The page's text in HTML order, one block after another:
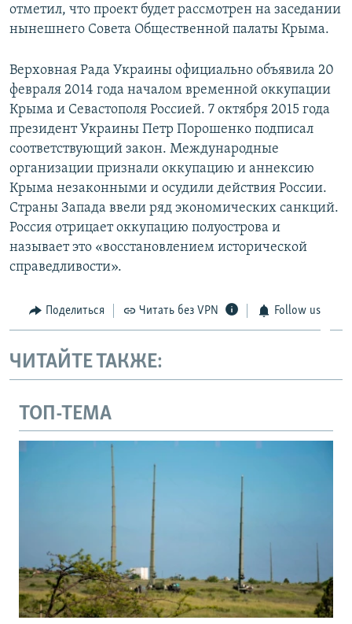
отметил, что проект будет рассмотрен на заседании
нынешнего Совета Общественной палаты Крыма.
Верховная Рада Украины официально объявила 20
февраля 2014 года началом временной оккупации
Крыма и Севастополя Россией. 7 октября 2015 года
президент Украины Петр Порошенко подписал
соответствующий закон. Международные
организации признали оккупацию и аннексию
Крыма незаконными и осудили действия России.
Страны Запада ввели ряд экономических санкций.
Россия отрицает оккупацию полуострова и
называет это «восстановлением исторической
справедливости».
Поделиться Читать без VPN Follow us
ЧИТАЙТЕ ТАКЖЕ:
ТОП-ТЕМА